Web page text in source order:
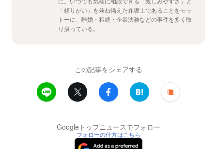
「頼りがい」を兼ね備えた弁護士であることをモッ
トーに、離婚・相続・企業法務などの事件を多く取
り扱っている。
この記事をシェアする
Googleトップニュースでフォロー
フォローの仕方はこちら